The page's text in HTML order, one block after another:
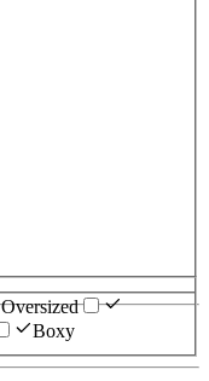
Oversized
Boxy